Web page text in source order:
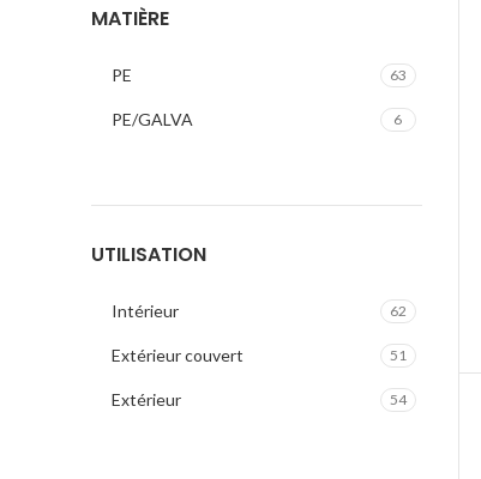
MATIÈRE
PE 63
PE/GALVA 6
UTILISATION
Intérieur 62
Extérieur couvert 51
Extérieur 54